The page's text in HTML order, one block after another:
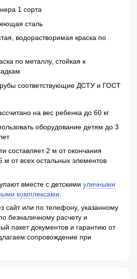
1 сорта
сталь
водорастворимая краска по
по металлу, стойкая к
соответствующие ДСТУ и ГОСТ
на вес ребенка до 60 кг
оборудование детям до 3
составляет 2 м от окончания
м от всех остальных элементов
вместе с детскими уличными
комплексами.
сайт или по телефону, указанному
безналичному расчету и
пакет документов и гарантию от
сопровождение при